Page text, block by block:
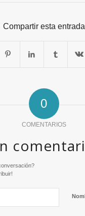
Compartir esta entrada
0
COMENTARIOS